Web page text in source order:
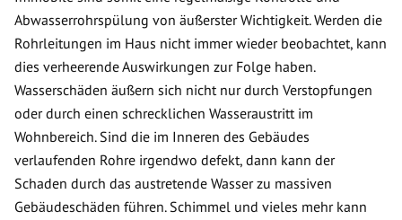
Abwasserrohrspülung von äußerster Wichtigkeit. Werden die
Rohrleitungen im Haus nicht immer wieder beobachtet, kann
dies verheerende Auswirkungen zur Folge haben.
Wasserschäden äußern sich nicht nur durch Verstopfungen
oder durch einen schrecklichen Wasseraustritt im
Wohnbereich. Sind die im Inneren des Gebäudes
verlaufenden Rohre irgendwo defekt, dann kann der
Schaden durch das austretende Wasser zu massiven
Gebäudeschäden führen. Schimmel und vieles mehr kann